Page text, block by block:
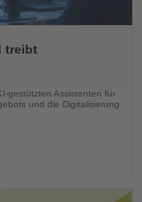
treibt
gestützten Assistenten für
und die Digitalisierung